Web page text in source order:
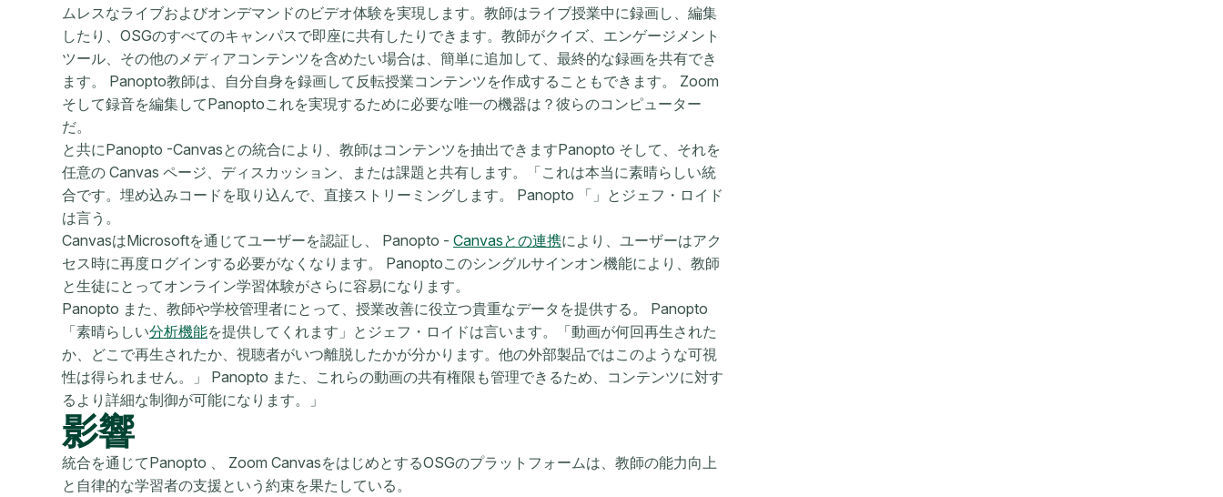
ムレスなライブおよびオンデマンドのビデオ体験を実現します。教師はライブ授業中に録画し、編集
したり、OSGのすべてのキャンパスで即座に共有したりできます。教師がクイズ、エンゲージメント
ツール、その他のメディアコンテンツを含めたい場合は、簡単に追加して、最終的な録画を共有でき
ます。 Panopto教師は、自分自身を録画して反転授業コンテンツを作成することもできます。 Zoom
そして録音を編集してPanoptoこれを実現するために必要な唯一の機器は？彼らのコンピューター
だ。
と共にPanopto -Canvasとの統合により、教師はコンテンツを抽出できますPanopto そして、それを
任意の Canvas ページ、ディスカッション、または課題と共有します。「これは本当に素晴らしい統
合です。埋め込みコードを取り込んで、直接ストリーミングします。 Panopto 「」とジェフ・ロイド
は言う。
CanvasはMicrosoftを通じてユーザーを認証し、 Panopto - Canvasとの連携により、ユーザーはアク
セス時に再度ログインする必要がなくなります。 Panoptoこのシングルサインオン機能により、教師
と生徒にとってオンライン学習体験がさらに容易になります。
Panopto また、教師や学校管理者にとって、授業改善に役立つ貴重なデータを提供する。 Panopto
「素晴らしい分析機能を提供してくれます」とジェフ・ロイドは言います。「動画が何回再生された
か、どこで再生されたか、視聴者がいつ離脱したかが分かります。他の外部製品ではこのような可視
性は得られません。」 Panopto また、これらの動画の共有権限も管理できるため、コンテンツに対す
るより詳細な制御が可能になります。」
影響
統合を通じてPanopto 、 Zoom CanvasをはじめとするOSGのプラットフォームは、教師の能力向上
と自律的な学習者の支援という約束を果たしている。